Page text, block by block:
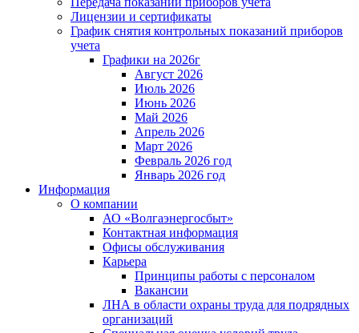
Лицензии и сертификаты
График снятия контрольных показаний приборов
учета
Графики на 2026г
Август 2026
Июль 2026
Июнь 2026
Май 2026
Апрель 2026
Март 2026
Февраль 2026 год
Январь 2026 год
Информация
О компании
АО «Волгаэнергосбыт»
Контактная информация
Офисы обслуживания
Карьера
Принципы работы с персоналом
Вакансии
ЛНА в области охраны труда для подрядных
организаций